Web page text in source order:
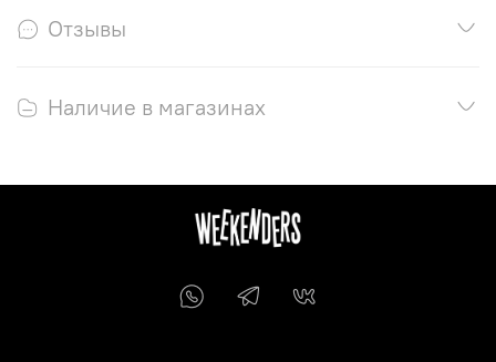
Отзывы
Наличие в магазинах